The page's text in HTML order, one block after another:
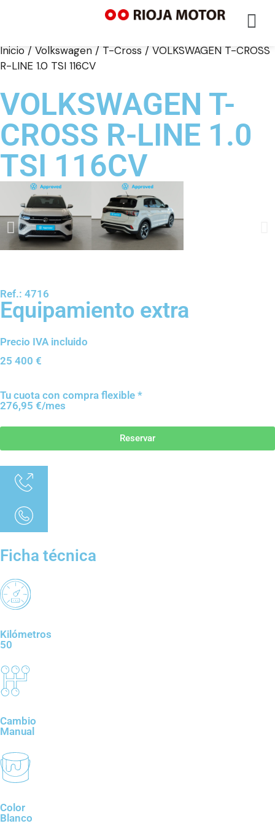
Inicio / Volkswagen / T-Cross / VOLKSWAGEN T-CROSS
R-LINE 1.0 TSI 116CV
VOLKSWAGEN T-
CROSS R-LINE 1.0
TSI 116CV
Ref.: 4716
Equipamiento extra
Precio IVA incluido
25 400 €
Tu cuota con compra flexible *
276,95 €/mes
Reservar
Ficha técnica
Kilómetros
50
Cambio
Manual
Color
Blanco